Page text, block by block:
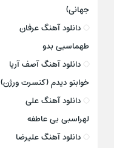
جهانی)
دانلود آهنگ عرفان
طهماسبی بدو
دانلود آهنگ آصف آریا
خوابتو دیدم (کنسرت ورژن)
دانلود آهنگ علی
لهراسبی بی عاطفه
دانلود آهنگ علیرضا